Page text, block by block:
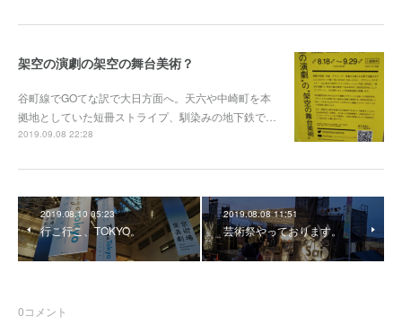
架空の演劇の架空の舞台美術？
谷町線でGOてな訳で大日方面へ。天六や中崎町を本
拠地としていた短冊ストライプ、馴染みの地下鉄で…
2019.09.08 22:28
2019.08.10 05:23
行こ行こ、TOKYO。
2019.08.08 11:51
芸術祭やっております。
0コメント